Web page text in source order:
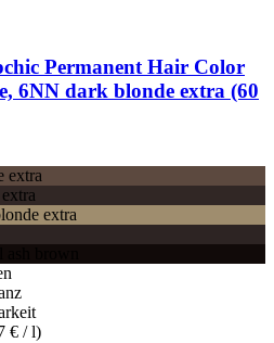
Permanent Hair Color
6NN dark blonde extra (60
extra
extra
€ / l)